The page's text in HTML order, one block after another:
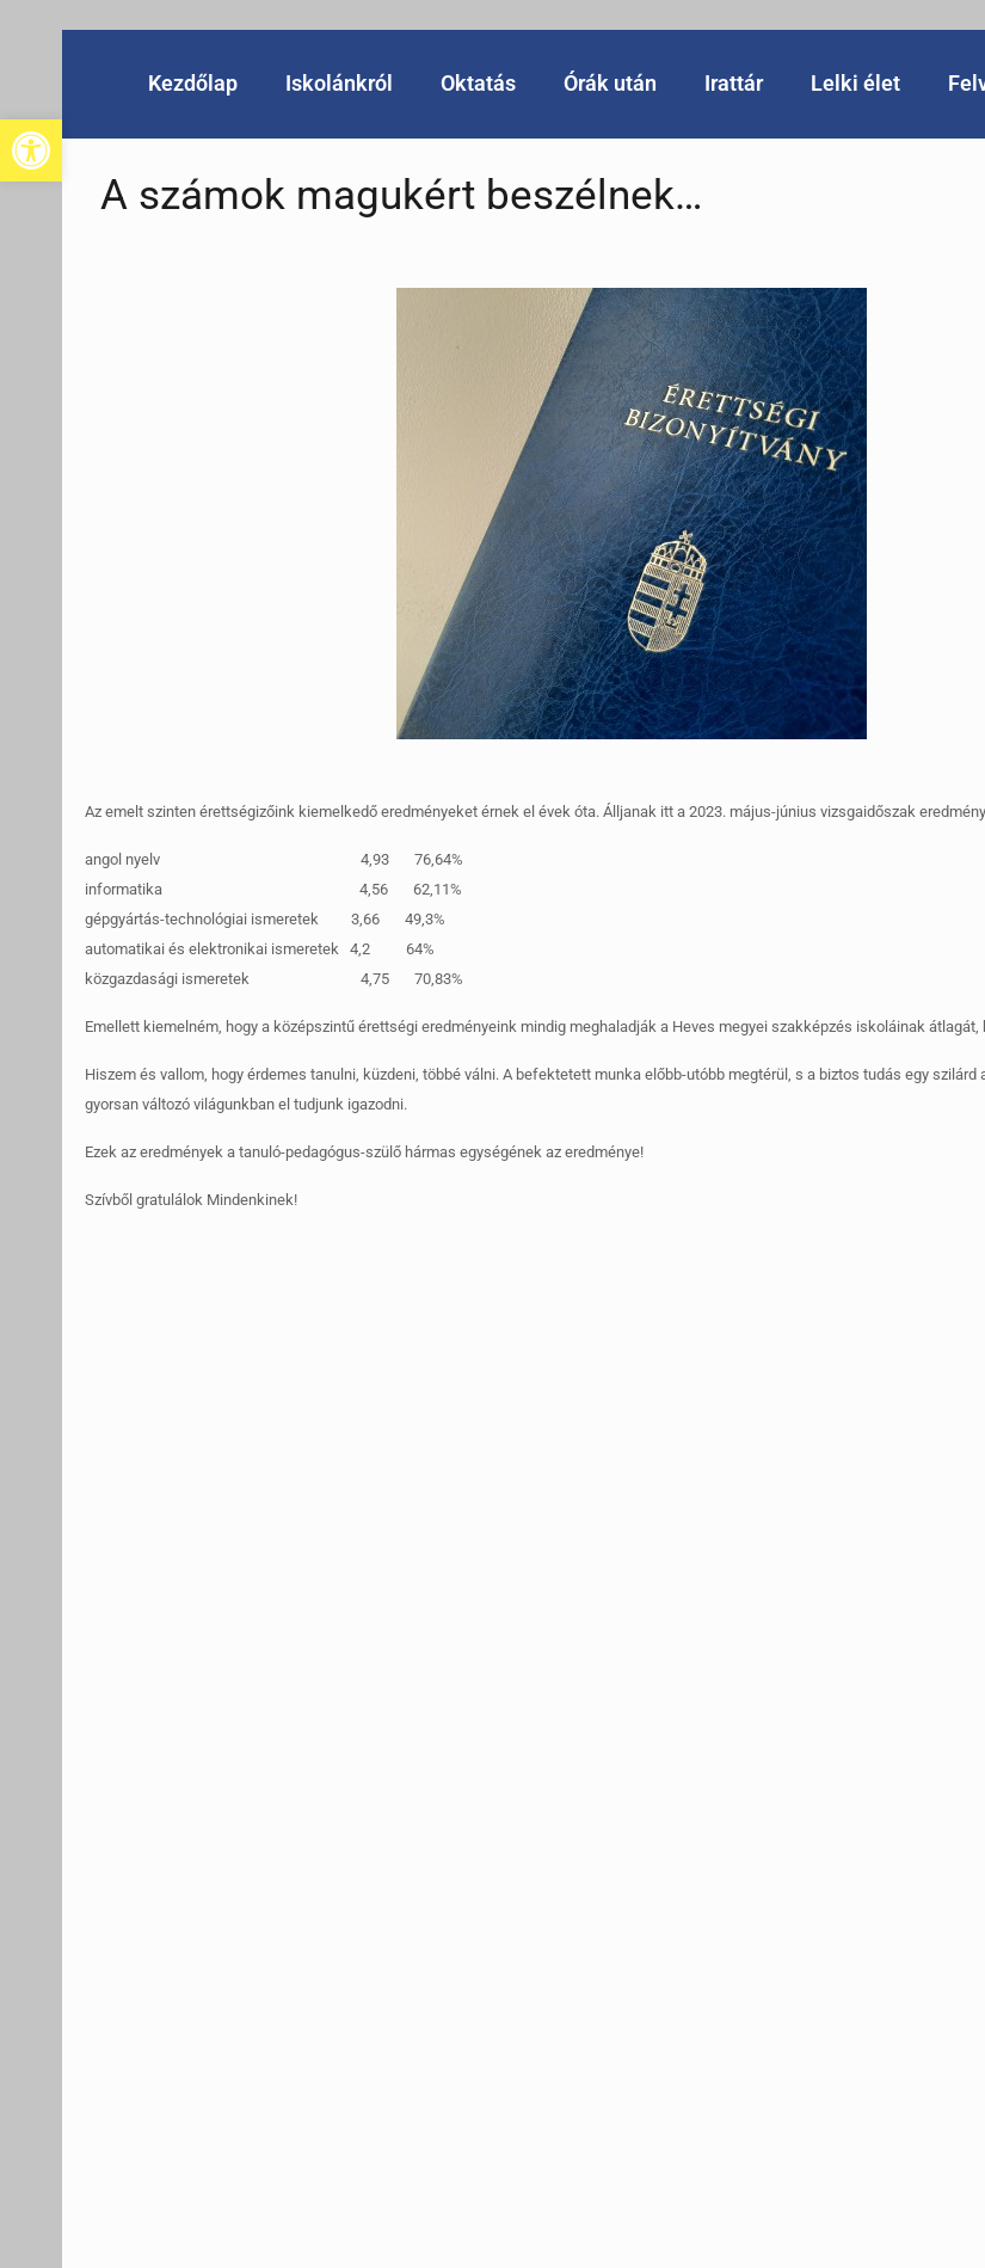
Eszköztár megnyitása
Kezdőlap Iskolánkról Oktatás Órák után Irattár Lelki élet
A számok magukért beszélnek…
Az emelt szinten érettségizőink kiemelkedő eredményeket érnek el évek óta. Álljanak itt a 2023. május-június vizsgaidőszak
angol nyelv 4,93 76,64%
informatika 4,56 62,11%
gépgyártás-technológiai ismeretek 3,66 49,3%
automatikai és elektronikai ismeretek 4,2 64%
közgazdasági ismeretek 4,75 70,83%
Emellett kiemelném, hogy a középszintű érettségi eredményeink mindig meghaladják a Heves megyei szakképzés iskoláinak
Hiszem és vallom, hogy érdemes tanulni, küzdeni, többé válni. A befektetett munka előbb-utóbb megtérül, s a biztos tudás egy szilárd
gyorsan változó világunkban el tudjunk igazodni.
Ezek az eredmények a tanuló-pedagógus-szülő hármas egységének az eredménye!
Szívből gratulálok Mindenkinek!